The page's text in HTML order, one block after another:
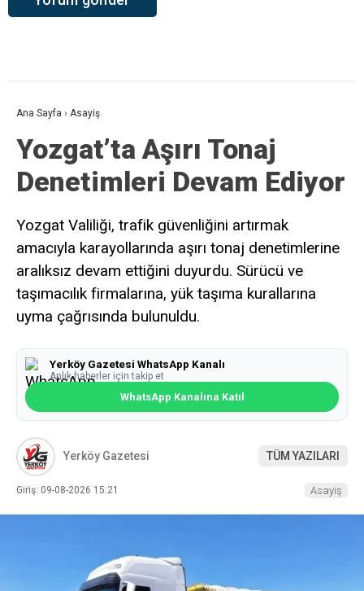
Ana Sayfa › Asayiş
Yozgat’ta Aşırı Tonaj
Denetimleri Devam Ediyor
Yozgat Valiliği, trafik güvenliğini artırmak
amacıyla karayollarında aşırı tonaj denetimlerine
aralıksız devam ettiğini duyurdu. Sürücü ve
taşımacılık firmalarına, yük taşıma kurallarına
uyma çağrısında bulunuldu.
Yerköy Gazetesi WhatsApp Kanalı
Anlık haberler için takip et
WhatsApp Kanalına Katıl
Yerköy Gazetesi TÜM YAZILARI
Giriş: 09-08-2026 15:21 Asayiş